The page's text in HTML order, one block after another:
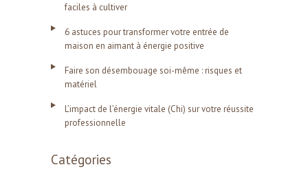
faciles à cultiver
6 astuces pour transformer votre entrée de
maison en aimant à énergie positive
Faire son désembouage soi-même : risques et
matériel
L’impact de l’énergie vitale (Chi) sur votre réussite
professionnelle
Catégories